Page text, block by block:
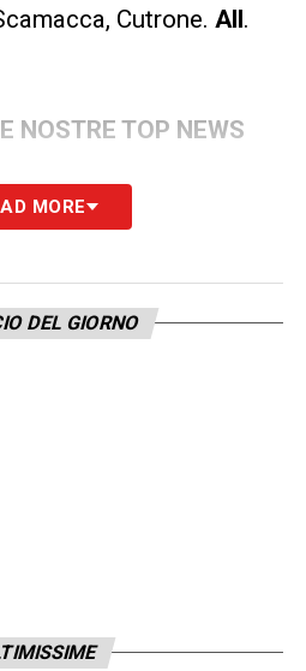
Cutrone.​ All .
NOSTRE TOP NEWS
MORE
DEL GIORNO